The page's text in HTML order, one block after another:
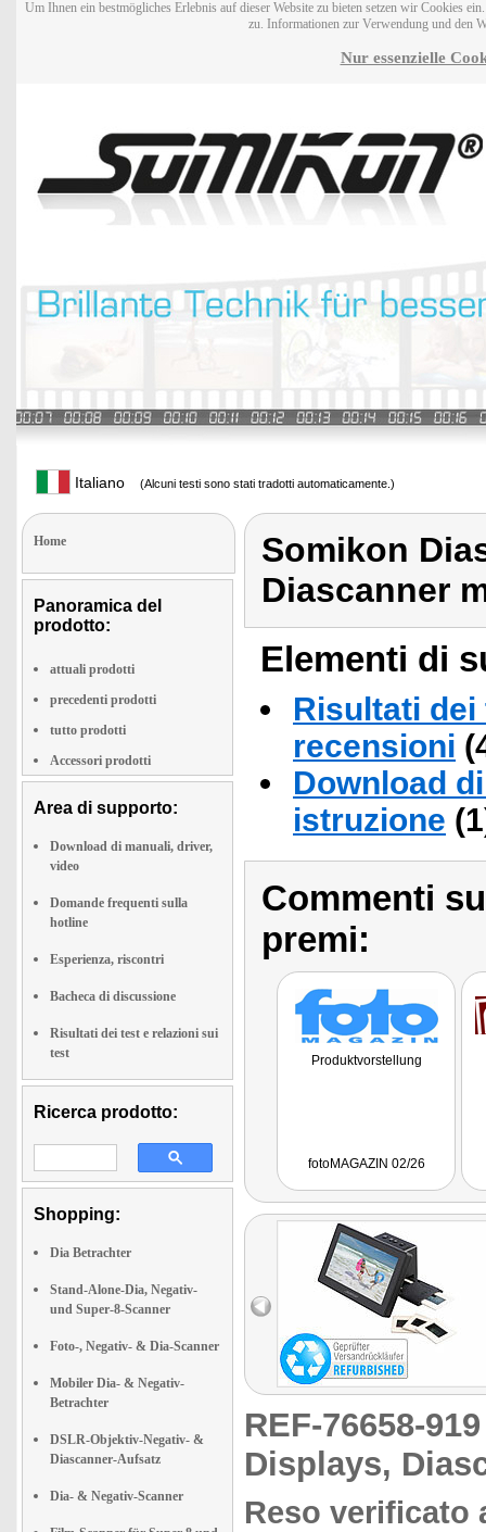
Um Ihnen ein bestmögliches Erlebnis auf dieser Website zu bieten setzen wir Cookies
zu. Informationen zur Verwendung und den
Nur essenzielle
Italiano (Alcuni testi sono stati tradotti automaticamente.)
Home
Panoramica del
prodotto:
attuali prodotti
precedenti prodotti
tutto prodotti
Accessori prodotti
Area di supporto:
Download di manuali, driver,
video
Domande frequenti sulla
hotline
Esperienza, riscontri
Bacheca di discussione
Risultati dei test e relazioni sui
test
Ricerca prodotto:
Shopping:
Dia Betrachter
Stand-Alone-Dia, Negativ-
und Super-8-Scanner
Foto-, Negativ- & Dia-Scanner
Mobiler Dia- & Negativ-
Betrachter
DSLR-Objektiv-Negativ- &
Diascanner-Aufsatz
Dia- & Negativ-Scanner
Somikon
Diascanner
Elementi di
Risultati
recensioni
Download
istruzione
Commenti
premi:
Produktvorstellung
fotoMAGAZIN 02/26
REF-76658-
Displays,
Reso verificato